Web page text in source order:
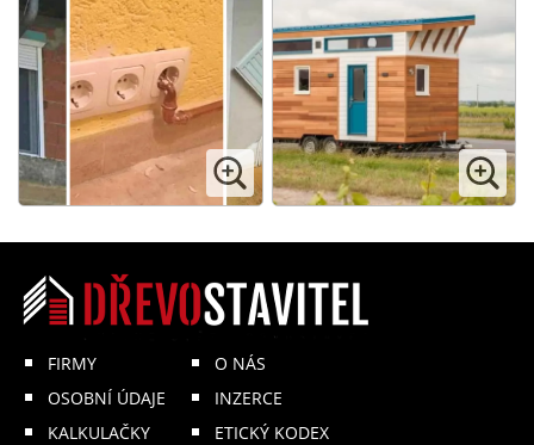
FIRMY
OSOBNÍ ÚDAJE
KALKULAČKY
O NÁS
INZERCE
ETICKÝ KODEX